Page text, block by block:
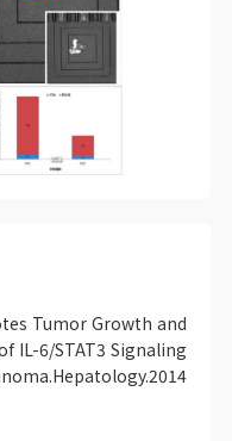
Tumor Growth and
IL-6/STAT3 Signaling